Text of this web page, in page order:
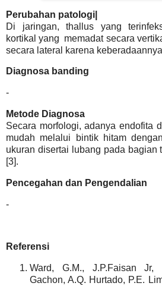
Perubahan patologi|
Di jaringan, thallus yang
kortikal yang memadat secara
secara lateral karena
Diagnosa banding
-
Metode Diagnosa
Secara morfologi, adanya endofita
mudah melalui bintik hitam
ukuran disertai lubang pada bagian
[3].
Pencegahan dan Pengendalian
-
Referensi
Ward, G.M., J.P.Faisan Jr,
Gachon, A.Q. Hurtado, P.E.